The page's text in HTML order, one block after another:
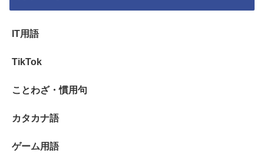
IT用語
TikTok
ことわざ・慣用句
カタカナ語
ゲーム用語